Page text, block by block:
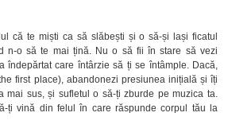
că te miști ca să slăbești și o să-și lași ficatul
n-o să te mai țină. Nu o să fii în stare să vezi
care întârzie să ți se întâmple. Dacă,
first place), abandonezi presiunea inițială și îți
sus, și sufletul o să-ți zburde pe muzica ta.
ți vină din felul în care răspunde corpul tău la